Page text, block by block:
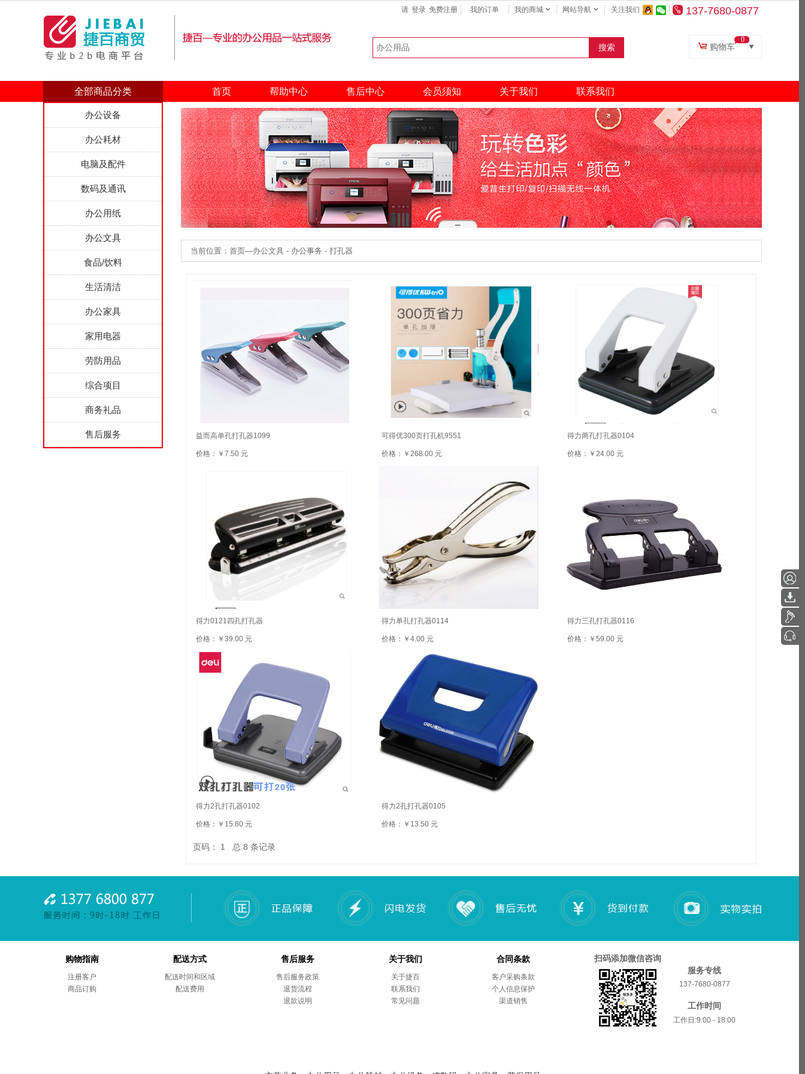
请 登录 免费注册 我的订单 我的商城 网站导航 关注我们 137-7680-0877
搜索 购物车
0
全部商品分类 首页 帮助中心 售后中心 会员须知 关于我们 联系我们
办公设备
办公耗材
电脑及配件
数码及通讯
办公用纸
办公文具
食品/饮料
生活清洁
办公家具
家用电器
劳防用品
综合项目
商务礼品
售后服务
当前位置：首页—办公文具 - 办公事务 - 打孔器
益而高单孔打孔器1099
价格：￥7.50 元
可得优300页打孔机9551
价格：￥268.00 元
得力两孔打孔器0104
价格：￥24.00 元
得力0121四孔打孔器
价格：￥39.00 元
得力单孔打孔器0114
价格：￥4.00 元
得力三孔打孔器0116
价格：￥59.00 元
得力2孔打孔器0102
价格：￥15.80 元
得力2孔打孔器0105
价格：￥13.50 元
页码： 1 总 8 条记录
购物指南
注册客户
商品订购
配送方式
配送时间和区域
配送费用
售后服务
售后服务政策
退货流程
退款说明
关于我们
关于捷百
联系我们
常见问题
合同条款
客户采购条款
个人信息保护
渠道销售
扫码添加微信咨询
服务专线
137-7680-0877
工作时间
工作日:9:00 - 18:00